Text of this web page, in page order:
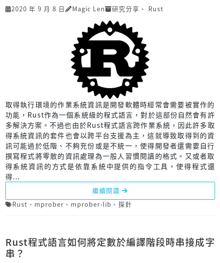
2020 年 9 月 8 日 Magic Len 研究分享 、 Rust
取得執行環境的作業系統資訊是開發軟體時經常會需要被實作的
功能，Rust作為一個系統級的程式語言，對於這部份自然會有許
多解決方案。不過也由於Rust程式語言跨作業系統，因此許多取
得系統資訊的套件也會以跨平台支援為主，這就導致取得到的資
訊可能過於低階、不夠充份或是不統一，使得開發者還需要自行
撰寫程式將零散的資訊處理為一般人習慣閱讀的格式。又或者取
得系統資訊的方式是依靠系統中提供的指令工具，使得程式還
得...
繼續閱讀
Rust 、 mprober 、 mprober-lib 、 探針
Rust程式語言如何將定數於編譯階段時串接成字
串？